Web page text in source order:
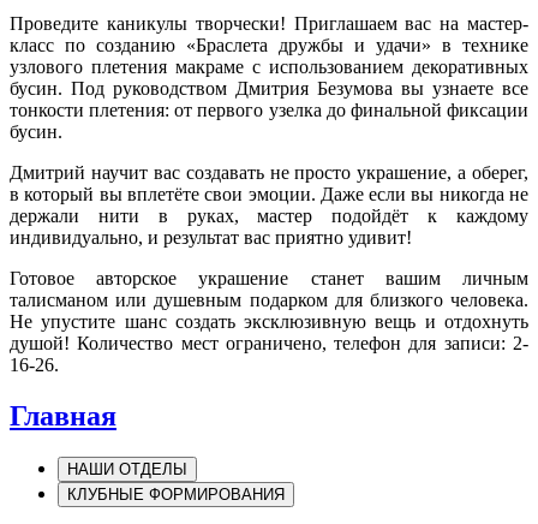
Проведите каникулы творчески! Приглашаем вас на мастер-
класс по созданию «Браслета дружбы и удачи» в технике
узлового плетения макраме с использованием декоративных
бусин. Под руководством Дмитрия Безумова вы узнаете все
тонкости плетения: от первого узелка до финальной фиксации
бусин.
Дмитрий научит вас создавать не просто украшение, а оберег,
в который вы вплетёте свои эмоции. Даже если вы никогда не
держали нити в руках, мастер подойдёт к каждому
индивидуально, и результат вас приятно удивит!
Готовое авторское украшение станет вашим личным
талисманом или душевным подарком для близкого человека.
Не упустите шанс создать эксклюзивную вещь и отдохнуть
душой! Количество мест ограничено, телефон для записи: 2-
16-26.
Главная
НАШИ ОТДЕЛЫ
КЛУБНЫЕ ФОРМИРОВАНИЯ